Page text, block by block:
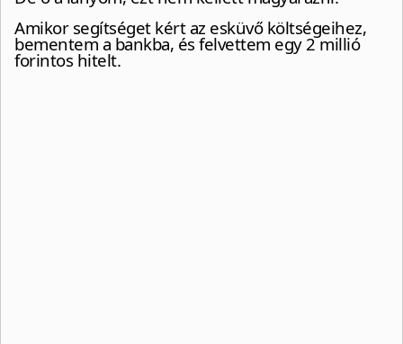
Amikor segítséget kért az esküvő költségeihez,
bementem a bankba, és felvettem egy 2 millió
forintos hitelt.